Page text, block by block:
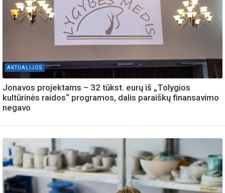
AKTUALIJOS
Jonavos projektams – 32 tūkst. eurų iš „Tolygios
kultūrinės raidos“ programos, dalis paraiškų finansavimo
negavo